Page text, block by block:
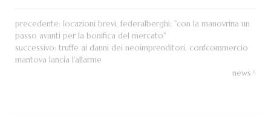
precedente: locazioni brevi, federalberghi: "con la manovrina un
passo avanti per la bonifica del mercato"
successivo: truffe ai danni dei neoimprenditori, confcommercio
mantova lancia l’allarme
news